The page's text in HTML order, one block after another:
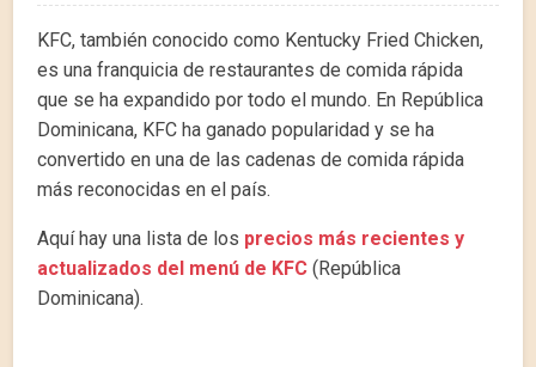
KFC, también conocido como Kentucky Fried Chicken,
es una franquicia de restaurantes de comida rápida
que se ha expandido por todo el mundo. En República
Dominicana, KFC ha ganado popularidad y se ha
convertido en una de las cadenas de comida rápida
más reconocidas en el país.
Aquí hay una lista de los precios más recientes y
actualizados del menú de KFC (República
Dominicana).